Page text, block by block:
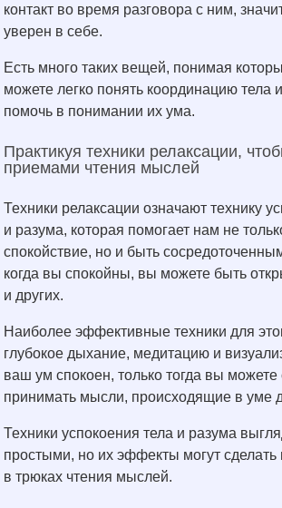
контакт во время разговора с ним,
уверен в себе.
Есть много таких вещей, понимая
можете легко понять координацию тела
помочь в понимании их ума.
Практикуя техники релаксации,
приемами чтения мыслей
Техники релаксации означают технику
и разума, которая помогает нам не
спокойствие, но и быть
когда вы спокойны, вы можете быть
и других.
Наиболее эффективные техники для
глубокое дыхание, медитацию и
ваш ум спокоен, только тогда вы можете
принимать мысли, происходящие в уме
Техники успокоения тела и разума
простыми, но их эффекты могут сделать
в трюках чтения мыслей.